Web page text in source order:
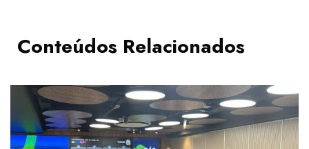
Conteúdos Relacionados